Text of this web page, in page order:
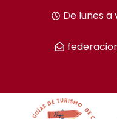
tecla
De lunes a